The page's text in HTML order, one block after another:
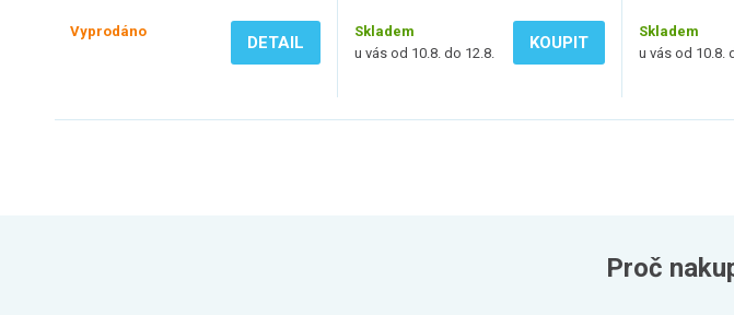
Vyprodáno
DETAIL
Skladem
u vás od 10.8. do 12.8.
KOUPIT
Skladem
u vás od 10.8.
Proč